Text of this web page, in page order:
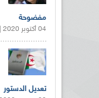
مفضوحة
04 أكتوبر 2020 |
تعديل الدستور